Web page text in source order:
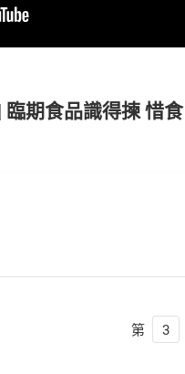
臨期食品識得揀 惜食
第